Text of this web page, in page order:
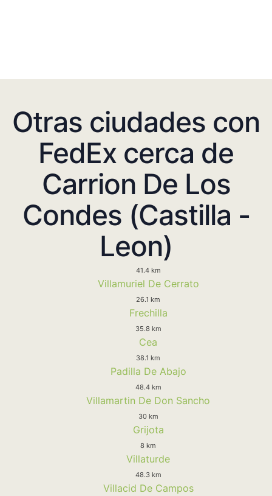
Otras ciudades con
FedEx cerca de
Carrion De Los
Condes (Castilla -
Leon)
41.4 km
Villamuriel De Cerrato
26.1 km
Frechilla
35.8 km
Cea
38.1 km
Padilla De Abajo
48.4 km
Villamartin De Don Sancho
30 km
Grijota
8 km
Villaturde
48.3 km
Villacid De Campos